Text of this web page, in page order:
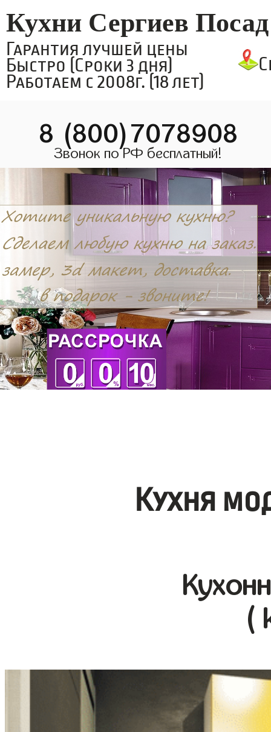
Кухни Сергиев Посад
Гарантия лучшей цены
Быстро (Сроки 3 дня)
Работаем с 2008г. (18 лет)
8 (800)7078908
Звонок по РФ бесплатный!
Кухня
(